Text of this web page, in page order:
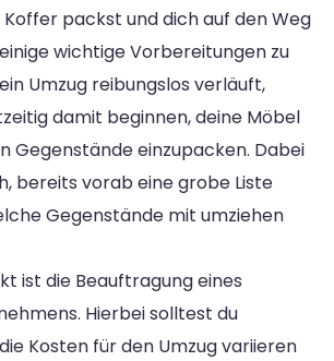
packst und dich auf den Weg
wichtige Vorbereitungen zu
Umzug reibungslos verläuft,
damit beginnen, deine Möbel
Gegenstände einzupacken. Dabei
bereits vorab eine grobe Liste
Gegenstände mit umziehen
ist die Beauftragung eines
Hierbei solltest du
Kosten für den Umzug variieren